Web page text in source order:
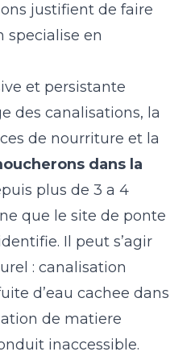
justifient de faire
specialise en
et persistante
des canalisations, la
de nourriture et la
dans la
plus de 3 a 4
que le site de ponte
Il peut s’agir
: canalisation
d’eau cachee dans
de matiere
inaccessible.